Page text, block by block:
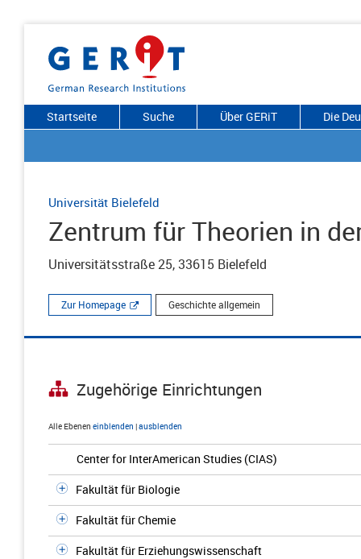
Startseite Suche Über GERiT Die
Universität Bielefeld
Zentrum für Theorien in
Universitätsstraße 25, 33615 Bielefeld
Zur Homepage Geschichte allgemein
Zugehörige Einrichtungen
Alle Ebenen einblenden |ausblenden
Center for InterAmerican Studies (CIAS)
Fakultät für Biologie
Fakultät für Chemie
Fakultät für Erziehungswissenschaft